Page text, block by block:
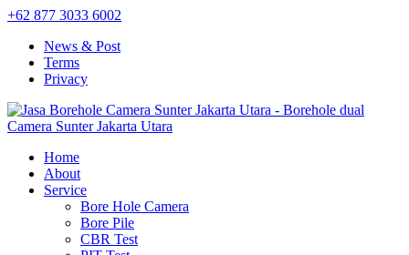
+62 877 3033 6002
News & Post
Terms
Privacy
Home
About
Service
Bore Hole Camera
Bore Pile
CBR Test